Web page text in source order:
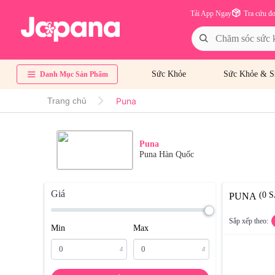
Tra cứu
Tải App Ngay
Danh Mục Sản Phẩm Sức Khỏe Sức Khỏe &
Trang chủ Puna
Puna
Puna Hàn Quốc
Giá
Min
đ
Max
đ
PUNA (0
Sắp xếp theo: